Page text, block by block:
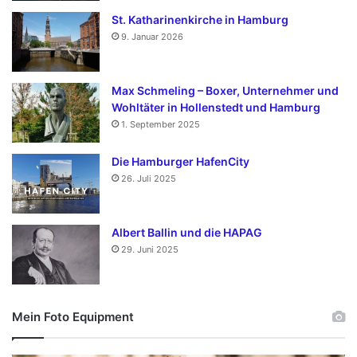
St. Katharinenkirche in Hamburg
9. Januar 2026
Max Schmeling – Boxer, Unternehmer und
Wohltäter in Hollenstedt und Hamburg
1. September 2025
Die Hamburger HafenCity
26. Juli 2025
Albert Ballin und die HAPAG
29. Juni 2025
Mein Foto Equipment